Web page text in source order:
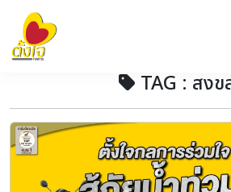
TAG : สงข